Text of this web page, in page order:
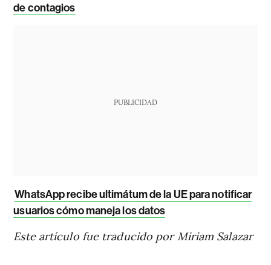
de contagios
PUBLICIDAD
WhatsApp recibe ultimátum de la UE para notificar
usuarios cómo maneja los datos
Este artículo fue traducido por Miriam Salazar